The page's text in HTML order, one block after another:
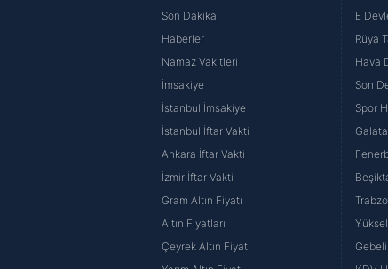
Çerezlere ilişkin
Çerez
6698 sayılı Kişisel Verilerin
mevzuata uygun olarak
Son Dakika
Haberler
Namaz Vakitleri
İmsakiye
İstanbul İmsakiye
İstanbul İftar Vakti
Ankara İftar Vakti
İzmir İftar Vakti
Gram Altın Fiyatı
Altın Fiyatları
Çeyrek Altın Fiyatı
E
Rüya
Hava
Son
Spor